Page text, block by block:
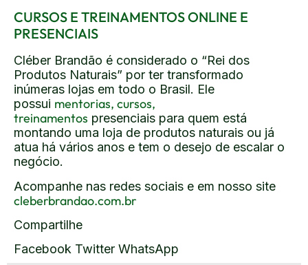
CURSOS E TREINAMENTOS ONLINE E
PRESENCIAIS
Cléber Brandão é considerado o “Rei dos
Produtos Naturais” por ter transformado
inúmeras lojas em todo o Brasil. Ele
possui mentorias, cursos,
treinamentos presenciais para quem está
montando uma loja de produtos naturais ou já
atua há vários anos e tem o desejo de escalar o
negócio.
Acompanhe nas redes sociais e em nosso site
cleberbrandao.com.br
Compartilhe
Facebook Twitter WhatsApp